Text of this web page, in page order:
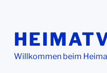
Willkommen beim